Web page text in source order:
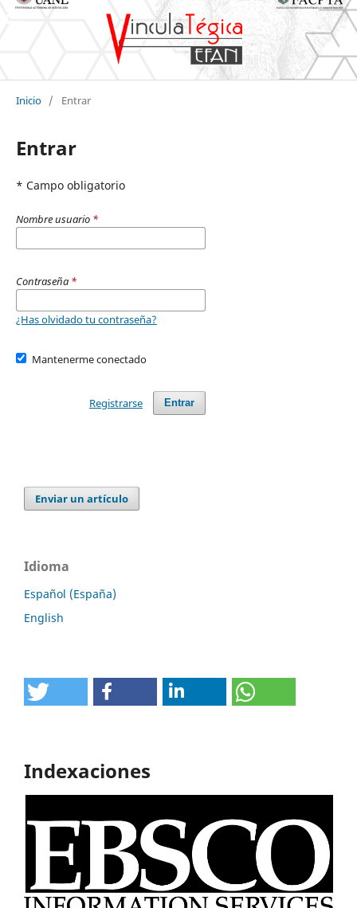
Inicio / Entrar
Entrar
* Campo obligatorio
Nombre usuario *
Contraseña *
¿Has olvidado tu contraseña?
Mantenerme conectado
Entrar
Registrarse
Enviar un artículo
Idioma
Español (España)
English
Indexaciones